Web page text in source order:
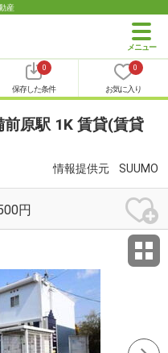
産
0
保存した条件
0
お気に入り
原駅 1K 賃貸(賃貸
情報提供元 SUUMO
円